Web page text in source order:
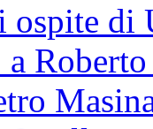
ospite di